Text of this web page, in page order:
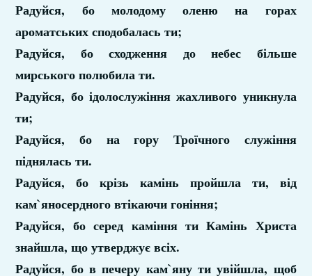
Радуйся, бо молодому оленю на горах
ароматських сподобалась ти;
Радуйся, бо сходження до небес більше
мирського полюбила ти.
Радуйся, бо ідолослужіння жахливого уникнула
ти;
Радуйся, бо на гору Троїчного служіння
піднялась ти.
Радуйся, бо крізь камінь пройшла ти, від
кам`яносердного втікаючи гоніння;
Радуйся, бо серед каміння ти Камінь Христа
знайшла, що утверджує всіх.
Радуйся, бо в печеру кам`яну ти увійшла, щоб